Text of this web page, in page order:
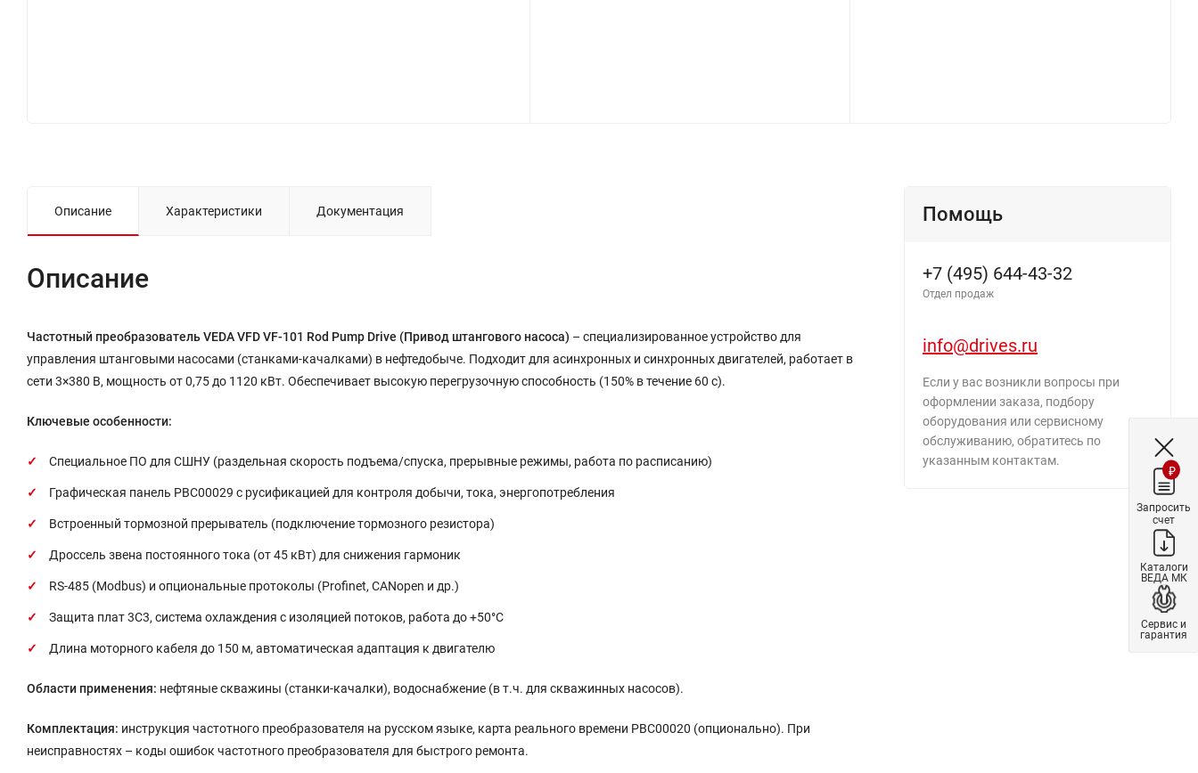
Описание Характеристики Документация
Описание
Частотный преобразователь VEDA VFD VF-101 Rod Pump Drive (Привод штангового насоса) – специализированное устройство для
управления штанговыми насосами (станками-качалками) в нефтедобыче. Подходит для асинхронных и синхронных двигателей, работает в
сети 3×380 В, мощность от 0,75 до 1120 кВт. Обеспечивает высокую перегрузочную способность (150% в течение 60 с).
Ключевые особенности:
Специальное ПО для СШНУ (раздельная скорость подъема/спуска, прерывные режимы, работа по расписанию)
Графическая панель PBC00029 с русификацией для контроля добычи, тока, энергопотребления
Встроенный тормозной прерыватель (подключение тормозного резистора)
Дроссель звена постоянного тока (от 45 кВт) для снижения гармоник
RS-485 (Modbus) и опциональные протоколы (Profinet, CANopen и др.)
Защита плат 3С3, система охлаждения с изоляцией потоков, работа до +50°C
Длина моторного кабеля до 150 м, автоматическая адаптация к двигателю
Области применения: нефтяные скважины (станки-качалки), водоснабжение (в т.ч. для скважинных насосов).
Комплектация: инструкция частотного преобразователя на русском языке, карта реального времени PBC00020 (опционально). При
неисправностях – коды ошибок частотного преобразователя для быстрого ремонта.
Помощь
+7 (495) 644-43-32
Отдел продаж
info@drives.ru
Если у вас возникли вопросы при
оформлении заказа, подбору
оборудования или сервисному
обслуживанию, обратитесь по
указанным контактам.
₽
Запросить
счет
Каталоги
ВЕДА МК
Сервис и
гарантия